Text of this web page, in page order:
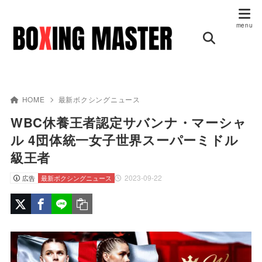
HOME 最新ボクシングニュース
WBC休養王者認定サバンナ・マーシャ
ル 4団体統一女子世界スーパーミドル
級王者
広告 2023-09-22
最新ボクシングニュース